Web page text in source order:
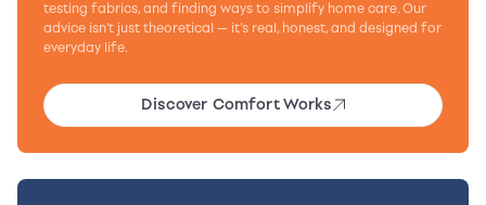
testing fabrics, and finding ways to simplify home care. Our
advice isn’t just theoretical — it’s real, honest, and designed for
everyday life.
Discover Comfort Works